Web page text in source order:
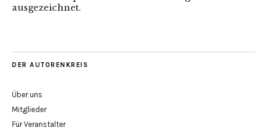
ausgezeichnet.
DER AUTORENKREIS
Über uns
Mitglieder
Für Veranstalter